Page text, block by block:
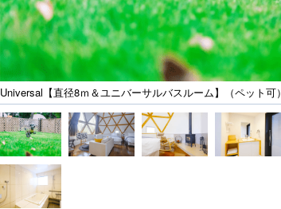
Universal【直径8ｍ＆ユニバーサルバスルーム】（ペット可）